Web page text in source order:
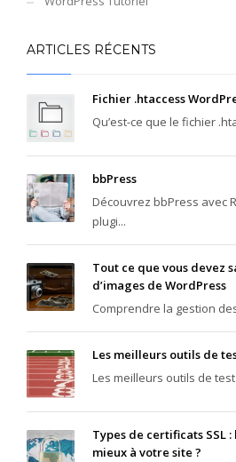
ARTICLES RÉCENTS
Fichier .htaccess
Qu’est-ce que le fichier
bbPress
Découvrez bbPress avec
plugi...
Tout ce que vous devez
d’images de WordPress
Comprendre la gestion
Les meilleurs outils de
Les meilleurs outils de
Types de certificats SSL
mieux à votre site ?